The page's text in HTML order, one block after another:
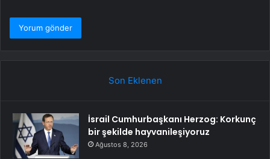
Son Eklenen
İsrail Cumhurbaşkanı Herzog: Korkunç
bir şekilde hayvanileşiyoruz
Ağustos 8, 2026